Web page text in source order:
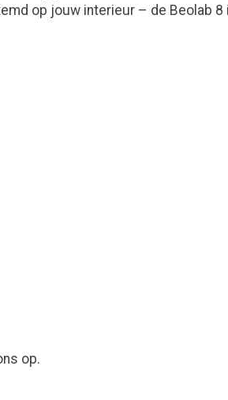
op jouw interieur – de Beolab
op.